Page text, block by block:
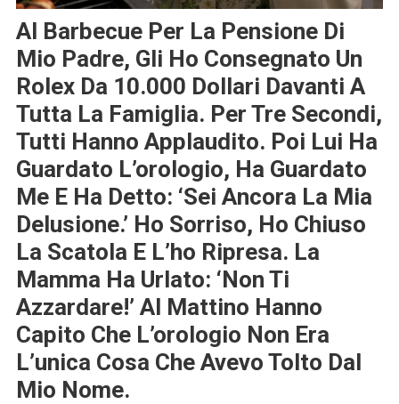
Al Barbecue Per La Pensione Di
Mio Padre, Gli Ho Consegnato Un
Rolex Da 10.000 Dollari Davanti A
Tutta La Famiglia. Per Tre Secondi,
Tutti Hanno Applaudito. Poi Lui Ha
Guardato L’orologio, Ha Guardato
Me E Ha Detto: ‘Sei Ancora La Mia
Delusione.’ Ho Sorriso, Ho Chiuso
La Scatola E L’ho Ripresa. La
Mamma Ha Urlato: ‘Non Ti
Azzardare!’ Al Mattino Hanno
Capito Che L’orologio Non Era
L’unica Cosa Che Avevo Tolto Dal
Mio Nome.